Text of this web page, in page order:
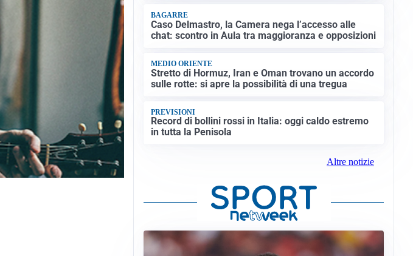
BAGARRE
Caso Delmastro, la Camera nega l’accesso alle
chat: scontro in Aula tra maggioranza e opposizioni
MEDIO ORIENTE
Stretto di Hormuz, Iran e Oman trovano un accordo
sulle rotte: si apre la possibilità di una tregua
PREVISIONI
Record di bollini rossi in Italia: oggi caldo estremo
in tutta la Penisola
Altre notizie